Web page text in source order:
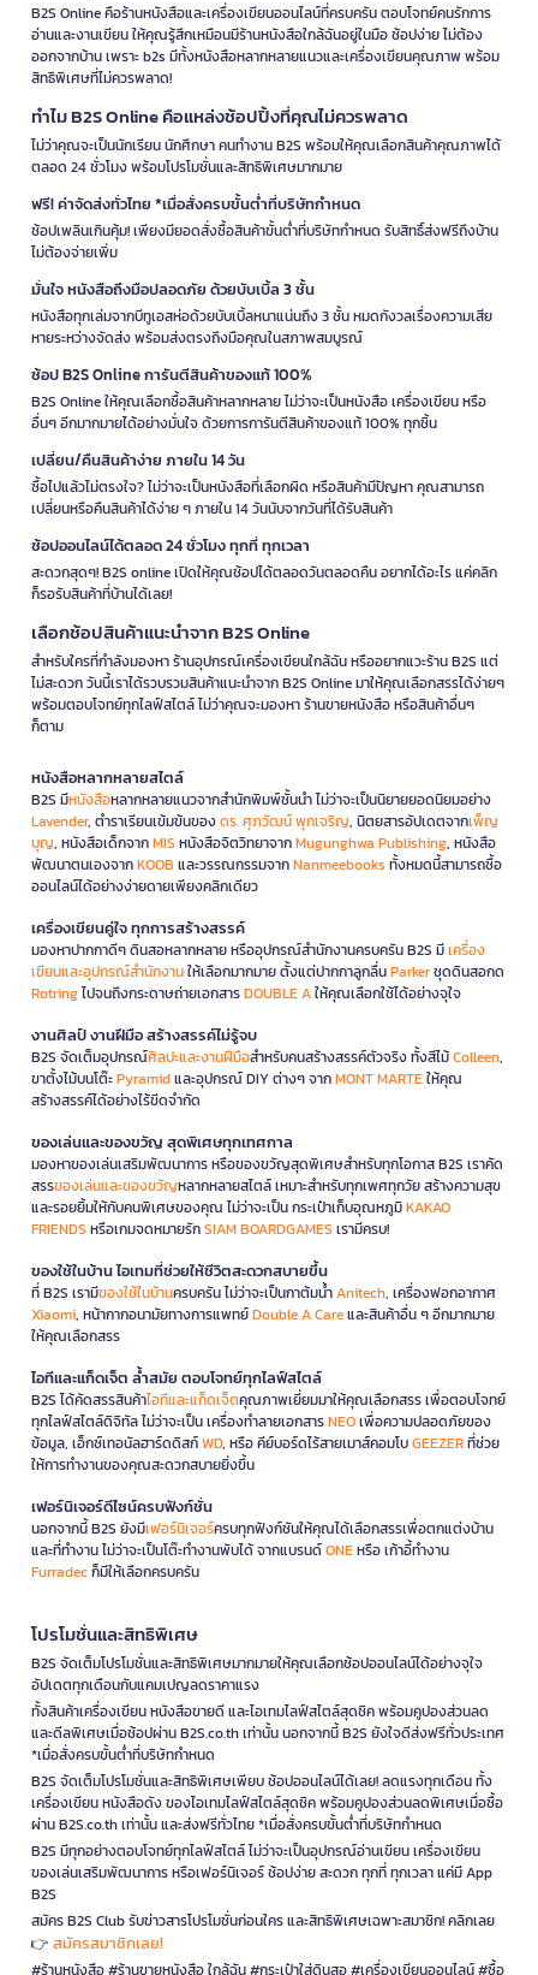
B2S Online คือร้านหนังสือและเครื่องเขียนออนไลน์ที่ครบครัน ตอบโจทย์คนรักการ
อ่านและงานเขียน ให้คุณรู้สึกเหมือนมีร้านหนังสือใกล้ฉันอยู่ในมือ ช้อปง่าย ไม่ต้อง
ออกจากบ้าน เพราะ b2s มีทั้งหนังสือหลากหลายแนวและเครื่องเขียนคุณภาพ พร้อม
สิทธิพิเศษที่ไม่ควรพลาด!
ทำไม B2S Online คือแหล่งช้อปปิ้งที่คุณไม่ควรพลาด
ไม่ว่าคุณจะเป็นนักเรียน นักศึกษา คนทำงาน B2S พร้อมให้คุณเลือกสินค้าคุณภาพได้
ตลอด 24 ชั่วโมง พร้อมโปรโมชั่นและสิทธิพิเศษมากมาย
ฟรี! ค่าจัดส่งทั่วไทย *เมื่อสั่งครบขั้นต่ำที่บริษัทกำหนด
ช้อปเพลินเกินคุ้ม! เพียงมียอดสั่งซื้อสินค้าขั้นต่ำที่บริษัทกำหนด รับสิทธิ์ส่งฟรีถึงบ้าน
ไม่ต้องจ่ายเพิ่ม
มั่นใจ หนังสือถึงมือปลอดภัย ด้วยบับเบิ้ล 3 ชั้น
หนังสือทุกเล่มจากบีทูเอสห่อด้วยบับเบิ้ลหนาแน่นถึง 3 ชั้น หมดกังวลเรื่องความเสีย
หายระหว่างจัดส่ง พร้อมส่งตรงถึงมือคุณในสภาพสมบูรณ์
ช้อป B2S Online การันตีสินค้าของแท้ 100%
B2S Online ให้คุณเลือกซื้อสินค้าหลากหลาย ไม่ว่าจะเป็นหนังสือ เครื่องเขียน หรือ
อื่นๆ อีกมากมายได้อย่างมั่นใจ ด้วยการการันตีสินค้าของแท้ 100% ทุกชิ้น
เปลี่ยน/คืนสินค้าง่าย ภายใน 14 วัน
ซื้อไปแล้วไม่ตรงใจ? ไม่ว่าจะเป็นหนังสือที่เลือกผิด หรือสินค้ามีปัญหา คุณสามารถ
เปลี่ยนหรือคืนสินค้าได้ง่าย ๆ ภายใน 14 วันนับจากวันที่ได้รับสินค้า
ช้อปออนไลน์ได้ตลอด 24 ชั่วโมง ทุกที่ ทุกเวลา
สะดวกสุดๆ! B2S online เปิดให้คุณช้อปได้ตลอดวันตลอดคืน อยากได้อะไร แค่คลิก
ก็รอรับสินค้าที่บ้านได้เลย!
เลือกช้อปสินค้าแนะนำจาก B2S Online
สำหรับใครที่กำลังมองหา ร้านอุปกรณ์เครื่องเขียนใกล้ฉัน หรืออยากแวะร้าน B2S แต่
ไม่สะดวก วันนี้เราได้รวบรวมสินค้าแนะนำจาก B2S Online มาให้คุณเลือกสรรได้ง่ายๆ
พร้อมตอบโจทย์ทุกไลฟ์สไตล์ ไม่ว่าคุณจะมองหา ร้านขายหนังสือ หรือสินค้าอื่นๆ
ก็ตาม
หนังสือหลากหลายสไตล์
B2S มีหนังสือหลากหลายแนวจากสำนักพิมพ์ชั้นนำ ไม่ว่าจะเป็นนิยายยอดนิยมอย่าง
Lavender, ตำราเรียนเข้มข้นของดร. ศุภวัฒน์ พุกเจริญ, นิตยสารอัปเดตจากเพ็ญ
บุญ, หนังสือเด็กจากMIS หนังสือจิตวิทยาจากMugunghwa Publishing, หนังสือ
พัฒนาตนเองจากKOOB และวรรณกรรมจากNanmeebooks ทั้งหมดนี้สามารถซื้อ
ออนไลน์ได้อย่างง่ายดายเพียงคลิกเดียว
เครื่องเขียนคู่ใจ ทุกการสร้างสรรค์
มองหาปากกาดีๆ ดินสอหลากหลาย หรืออุปกรณ์สำนักงานครบครัน B2S มีเครื่อง
เขียนและอุปกรณ์สำนักงานให้เลือกมากมาย ตั้งแต่ปากกาลูกลื่นParkerชุดดินสอกด
Rotringไปจนถึงกระดาษถ่ายเอกสารDOUBLE Aให้คุณเลือกใช้ได้อย่างจุใจ
งานศิลป์ งานฝีมือ สร้างสรรค์ไม่รู้จบ
B2S จัดเต็มอุปกรณ์ศิลปะและงานฝีมือสำหรับคนสร้างสรรค์ตัวจริง ทั้งสีไม้Colleen,
ขาตั้งไม้บนโต๊ะPyramidและอุปกรณ์ DIY ต่างๆ จากMONT MARTEให้คุณ
สร้างสรรค์ได้อย่างไร้ขีดจำกัด
ของเล่นและของขวัญ สุดพิเศษทุกเทศกาล
มองหาของเล่นเสริมพัฒนาการ หรือของขวัญสุดพิเศษสำหรับทุกโอกาส B2S เราคัด
สรรของเล่นและของขวัญหลากหลายสไตล์ เหมาะสำหรับทุกเพศทุกวัย สร้างความสุข
และรอยยิ้มให้กับคนพิเศษของคุณ ไม่ว่าจะเป็น กระเป๋าเก็บอุณหภูมิKAKAO
FRIENDS หรือเกมจดหมายรักSIAM BOARDGAMES เรามีครบ!
ของใช้ในบ้าน ไอเทมที่ช่วยให้ชีวิตสะดวกสบายขึ้น
ที่ B2S เรามีของใช้ในบ้านครบครัน ไม่ว่าจะเป็นกาต้มน้ำAnitech, เครื่องฟอกอากาศ
Xiaomi, หน้ากากอนามัยทางการแพทย์Double A Careและสินค้าอื่น ๆ อีกมากมาย
ให้คุณเลือกสรร
ไอทีและแก็ดเจ็ต ล้ำสมัย ตอบโจทย์ทุกไลฟ์สไตล์
B2S ได้คัดสรรสินค้าไอทีและแก็ดเจ็ตคุณภาพเยี่ยมมาให้คุณเลือกสรร เพื่อตอบโจทย์
ทุกไลฟ์สไตล์ดิจิทัล ไม่ว่าจะเป็น เครื่องทำลายเอกสารNEOเพื่อความปลอดภัยของ
ข้อมูล, เอ็กซ์เทอนัลฮาร์ดดิสก์WD, หรือ คีย์บอร์ดไร้สายเมาส์คอมโบGEEZERที่ช่วย
ให้การทำงานของคุณสะดวกสบายยิ่งขึ้น
เฟอร์นิเจอร์ดีไซน์ครบฟังก์ชั่น
นอกจากนี้ B2S ยังมีเฟอร์นิเจอร์ครบทุกฟังก์ชันให้คุณได้เลือกสรรเพื่อตกแต่งบ้าน
และที่ทำงาน ไม่ว่าจะเป็นโต๊ะทำงานพับได้ จากแบรนด์ONEหรือ เก้าอี้ทำงาน
Furradecก็มีให้เลือกครบครัน
โปรโมชั่นและสิทธิพิเศษ
B2S จัดเต็มโปรโมชั่นและสิทธิพิเศษมากมายให้คุณเลือกช้อปออนไลน์ได้อย่างจุใจ
อัปเดตทุกเดือนกับแคมเปญลดราคาแรง
ทั้งสินค้าเครื่องเขียน หนังสือขายดี และไอเทมไลฟ์สไตล์สุดชิค พร้อมคูปองส่วนลด
และดีลพิเศษเมื่อช้อปผ่าน B2S.co.th เท่านั้น นอกจากนี้ B2S ยังใจดีส่งฟรีทั่วประเทศ
*เมื่อสั่งครบขั้นต่ำที่บริษัทกำหนด
B2S จัดเต็มโปรโมชั่นและสิทธิพิเศษเพียบ ช้อปออนไลน์ได้เลย! ลดแรงทุกเดือน ทั้ง
เครื่องเขียน หนังสือดัง ของไอเทมไลฟ์สไตล์สุดชิค พร้อมคูปองส่วนลดพิเศษเมื่อซื้อ
ผ่าน B2S.co.th เท่านั้น และส่งฟรีทั่วไทย *เมื่อสั่งครบขั้นต่ำที่บริษัทกำหนด
B2S มีทุกอย่างตอบโจทย์ทุกไลฟ์สไตล์ ไม่ว่าจะเป็นอุปกรณ์อ่านเขียน เครื่องเขียน
ของเล่นเสริมพัฒนาการ หรือเฟอร์นิเจอร์ ช้อปง่าย สะดวก ทุกที่ ทุกเวลา แค่มี App
B2S
สมัคร B2S Club รับข่าวสารโปรโมชั่นก่อนใคร และสิทธิพิเศษเฉพาะสมาชิก! คลิกเลย
👉 สมัครสมาชิกเลย!
#ร้านหนังสือ #ร้านขายหนังสือ ใกล้ฉัน #กระเป๋าใส่ดินสอ #เครื่องเขียนออนไลน์ #ซื้อ